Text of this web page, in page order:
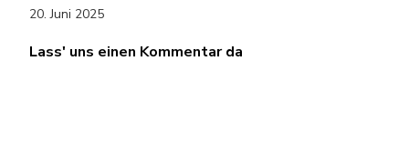
20. Juni 2025
Lass' uns einen Kommentar da